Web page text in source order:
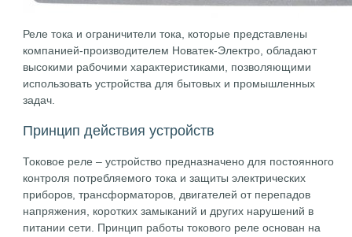
Реле тока и ограничители тока, которые представлены
компанией-производителем Новатек-Электро, обладают
высокими рабочими характеристиками, позволяющими
использовать устройства для бытовых и промышленных
задач.
Принцип действия устройств
Токовое реле – устройство предназначено для постоянного
контроля потребляемого тока и защиты электрических
приборов, трансформаторов, двигателей от перепадов
напряжения, коротких замыканий и других нарушений в
питании сети. Принцип работы токового реле основан на